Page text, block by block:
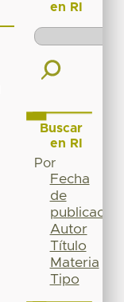
en RI
Buscar
en RI
Por
Fecha
de
publicación
Autor
Título
Materia
Tipo